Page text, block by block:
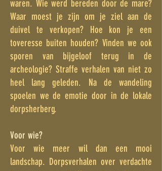
waren. Wie werd bereden door de mare?
Waar moest je zijn om je ziel aan de
duivel te verkopen? Hoe kon je een
toveresse buiten houden? Vinden we ook
sporen van bijgeloof terug in de
archeologie? Straffe verhalen van niet zo
heel lang geleden. Na de wandeling
spoelen we de emotie door in de lokale
dorpsherberg.
Voor wie?
Voor wie meer wil dan een mooi
landschap. Dorpsverhalen over verdachte